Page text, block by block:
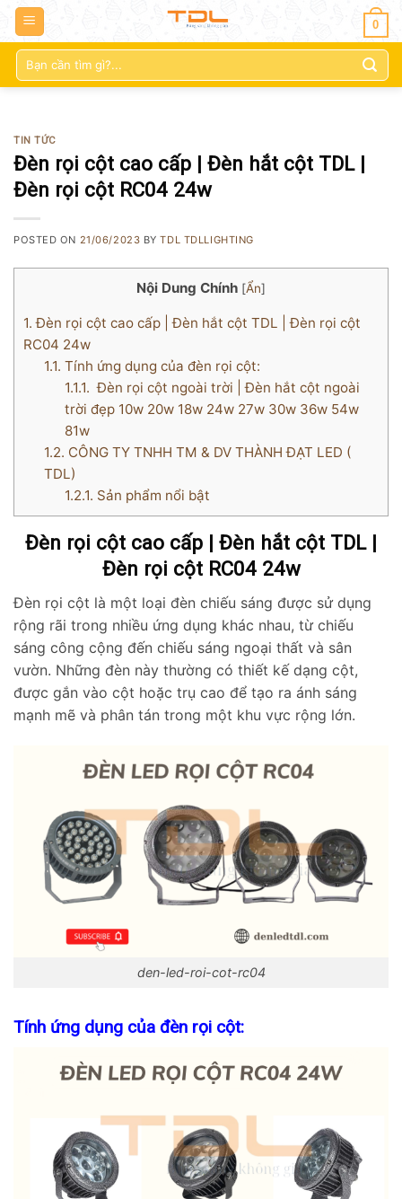
0
Tìm
kiếm:
TIN TỨC
Đèn rọi cột cao cấp | Đèn hắt cột TDL |
Đèn rọi cột RC04 24w
POSTED ON 21/06/2023 BYTDL TDLLIGHTING
Nội Dung Chính [Ẩn]
1. Đèn rọi cột cao cấp | Đèn hắt cột TDL | Đèn rọi cột
RC04 24w
1.1. Tính ứng dụng của đèn rọi cột:
1.1.1. Đèn rọi cột ngoài trời | Đèn hắt cột ngoài
trời đẹp 10w 20w 18w 24w 27w 30w 36w 54w
81w
1.2. CÔNG TY TNHH TM & DV THÀNH ĐẠT LED (
TDL)
1.2.1. Sản phẩm nổi bật
Đèn rọi cột cao cấp | Đèn hắt cột TDL |
Đèn rọi cột RC04 24w
Đèn rọi cột là một loại đèn chiếu sáng được sử dụng
rộng rãi trong nhiều ứng dụng khác nhau, từ chiếu
sáng công cộng đến chiếu sáng ngoại thất và sân
vườn. Những đèn này thường có thiết kế dạng cột,
được gắn vào cột hoặc trụ cao để tạo ra ánh sáng
mạnh mẽ và phân tán trong một khu vực rộng lớn.
den-led-roi-cot-rc04
Tính ứng dụng của đèn rọi cột: